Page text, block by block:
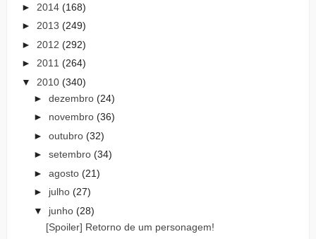
► 2014 (168)
► 2013 (249)
► 2012 (292)
► 2011 (264)
▼ 2010 (340)
► dezembro (24)
► novembro (36)
► outubro (32)
► setembro (34)
► agosto (21)
► julho (27)
▼ junho (28)
[Spoiler] Retorno de um personagem!